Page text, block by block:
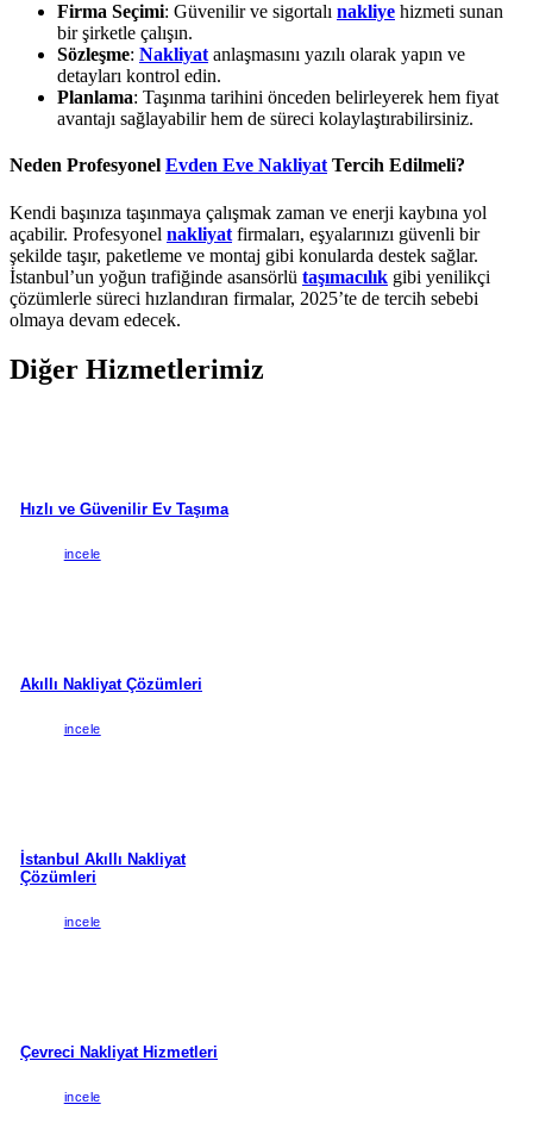
Firma Seçimi: Güvenilir ve sigortalı nakliye hizmeti sunan
bir şirketle çalışın.
Sözleşme: Nakliyat anlaşmasını yazılı olarak yapın ve
detayları kontrol edin.
Planlama: Taşınma tarihini önceden belirleyerek hem fiyat
avantajı sağlayabilir hem de süreci kolaylaştırabilirsiniz.
Neden Profesyonel Evden Eve Nakliyat Tercih Edilmeli?
Kendi başınıza taşınmaya çalışmak zaman ve enerji kaybına yol
açabilir. Profesyonel nakliyat firmaları, eşyalarınızı güvenli bir
şekilde taşır, paketleme ve montaj gibi konularda destek sağlar.
İstanbul’un yoğun trafiğinde asansörlü taşımacılık gibi yenilikçi
çözümlerle süreci hızlandıran firmalar, 2025’te de tercih sebebi
olmaya devam edecek.
Diğer Hizmetlerimiz
Hızlı ve Güvenilir Ev Taşıma
incele
Akıllı Nakliyat Çözümleri
incele
İstanbul Akıllı Nakliyat
Çözümleri
incele
Çevreci Nakliyat Hizmetleri
incele